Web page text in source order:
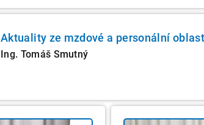
Aktuality ze mzdové a personální
Ing. Tomáš Smutný